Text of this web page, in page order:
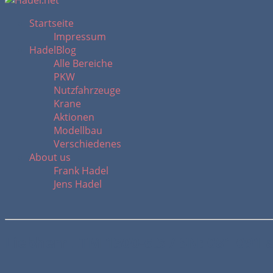
Startseite
Impressum
HadelBlog
Alle Bereiche
PKW
Nutzfahrzeuge
Krane
Aktionen
Modellbau
Verschiedenes
About us
Frank Hadel
Jens Hadel